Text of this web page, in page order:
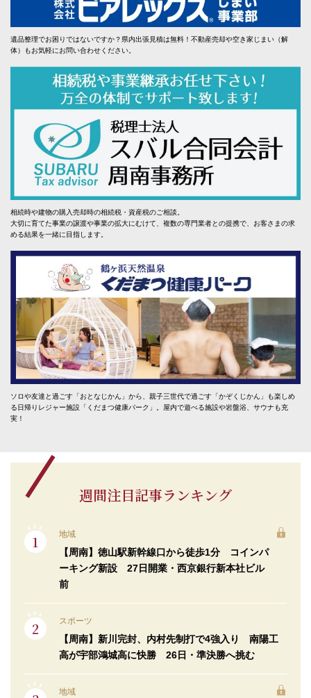
遺品整理でお困りではないですか？県内出張見積は無料！不動産売却や空き家じまい（解
体）もお気軽にお問い合わせください。
相続時や建物の購入売却時の相続税・資産税のご相談。
大切に育てた事業の譲渡や事業の拡大にむけて、複数の専門業者との提携で、お客さまの求
める結果を一緒に目指します。
ソロや友達と過ごす「おとなじかん」から、親子三世代で過ごす「かぞくじかん」も楽しめ
る日帰りレジャー施設「くだまつ健康パーク」。屋内で遊べる施設や岩盤浴、サウナも充
実！
週間注目記事ランキング
地域
【周南】徳山駅新幹線口から徒歩1分 コインパ
ーキング新設 27日開業・西京銀行新本社ビル
前
スポーツ
【周南】新川完封、内村先制打で4強入り 南陽工
高が宇部鴻城高に快勝 26日・準決勝へ挑む
地域